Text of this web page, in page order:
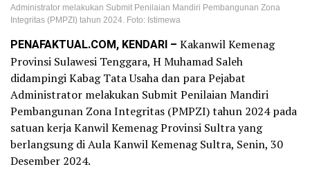
Administrator melakukan Submit Penilaian Mandiri Pembangunan Zona
Integritas (PMPZI) tahun 2024. Foto: Istimewa
PENAFAKTUAL.COM, KENDARI – Kakanwil Kemenag
Provinsi Sulawesi Tenggara, H Muhamad Saleh
didampingi Kabag Tata Usaha dan para Pejabat
Administrator melakukan Submit Penilaian Mandiri
Pembangunan Zona Integritas (PMPZI) tahun 2024 pada
satuan kerja Kanwil Kemenag Provinsi Sultra yang
berlangsung di Aula Kanwil Kemenag Sultra, Senin, 30
Desember 2024.